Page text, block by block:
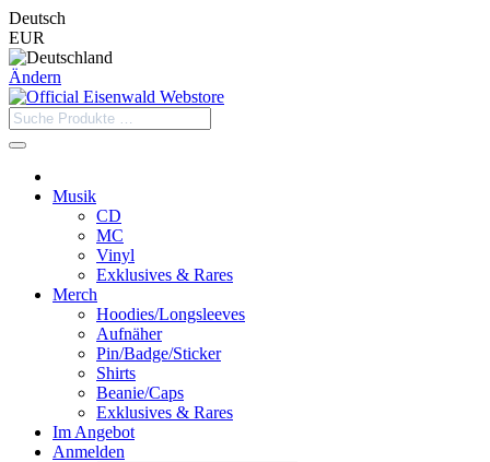
Deutsch
EUR
Ändern
Musik
CD
MC
Vinyl
Exklusives & Rares
Merch
Hoodies/Longsleeves
Aufnäher
Pin/Badge/Sticker
Shirts
Beanie/Caps
Exklusives & Rares
Im Angebot
Anmelden